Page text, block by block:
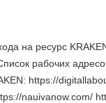
на ресурс
рабочих
https://
nauivanow.com/